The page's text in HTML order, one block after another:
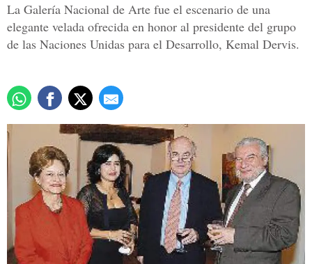
La Galería Nacional de Arte fue el escenario de una
elegante velada ofrecida en honor al presidente del grupo
de las Naciones Unidas para el Desarrollo, Kemal Dervis.